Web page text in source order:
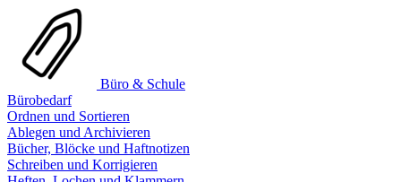
Büro & Schule
Bürobedarf
Ordnen und Sortieren
Ablegen und Archivieren
Bücher, Blöcke und Haftnotizen
Schreiben und Korrigieren